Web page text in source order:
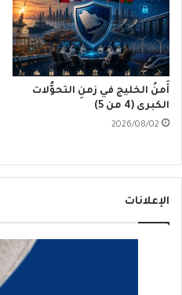
أَمنُ الخليج في زمنِ التحوُّلات
الكبرى (4 من 5)
2026/08/02
الإعلانات